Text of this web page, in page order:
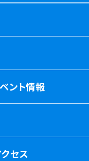
ント情報
セス